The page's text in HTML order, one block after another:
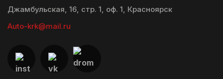
Джамбульская, 16, стр. 1, оф. 1, Красноярск
Auto-krk@mail.ru